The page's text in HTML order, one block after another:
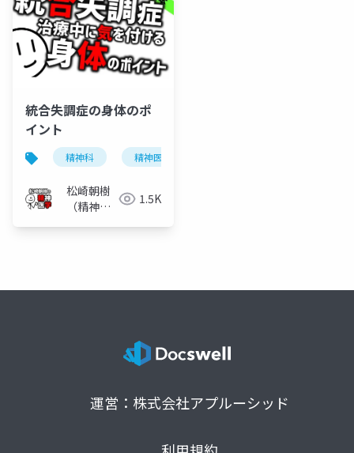
統合失調症の身体のポ
イント
精神科 精神医学
松崎朝樹
（精神科
1.5K
運営：株式会社アプルーシッド